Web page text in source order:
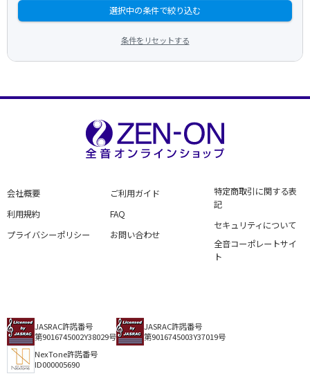
選択中の条件で絞り込む
条件をリセットする
会社概要
利用規約
プライバシーポリシー
ご利用ガイド
FAQ
お問い合わせ
特定商取引に関する表
記
セキュリティについて
全音コーポレートサイ
ト
JASRAC許諾番号
第9016745002Y38029号
JASRAC許諾番号
第9016745003Y37019号
NexTone許諾番号
ID000005690